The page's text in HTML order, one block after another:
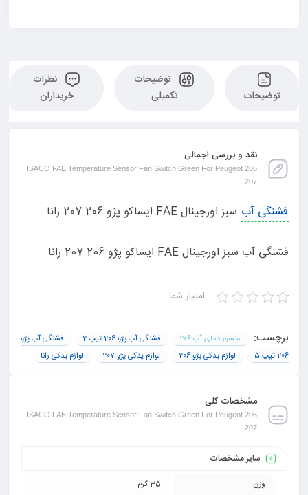
توضیحات
توضیحات
تکمیلی
نظرات
خریداران
نقد و بررسی اجمالی
ISACO FAE Temperature Sensor Fan Switch Green For Peugeot 206
207
فشنگی آب سبز اورجینال FAE ایساکو پژو 206 207 رانا
فشنگی آب سبز اورجینال FAE ایساکو پژو 206 207 رانا
امتیاز شما
برچسب: سنسور دمای آب 206 فشنگی آب پژو 206 تیپ 2
فشنگی آب پژو
206 تیپ 5
لوازم یدکی پژو 206 لوازم یدکی پژو 207 لوازم یدکی رانا
مشخصات کلی
ISACO FAE Temperature Sensor Fan Switch Green For Peugeot 206
207
سایر مشخصات
وزن 35 گرم